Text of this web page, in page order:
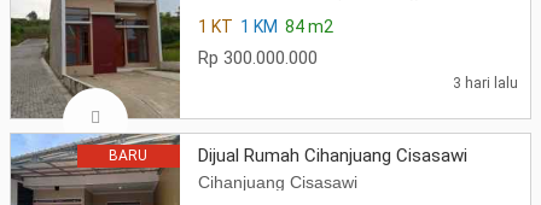
1 KT 1 KM 84 m2
Rp 300.000.000
3 hari lalu
BARU Dijual Rumah Cihanjuang Cisasawi
Cihanjuang Cisasawi